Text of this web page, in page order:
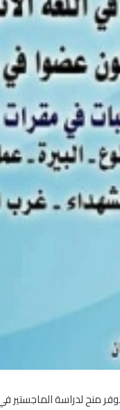
منح لدراسة الماجستير